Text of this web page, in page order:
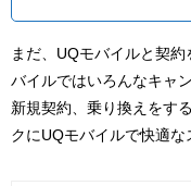
まだ、UQモバイルと契
バイルではいろんなキャ
新規契約、乗り換えをす
クにUQモバイルで快適な